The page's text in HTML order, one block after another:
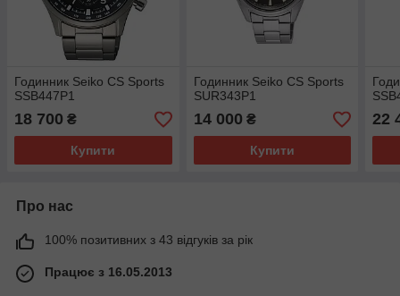
Годинник Seiko CS Sports
SSB447P1
18 700 ₴
Купити
Годинник Seiko CS Sports
SUR343P1
14 000 ₴
Купити
22
Про нас
100% позитивних з 43 відгуків за рік
Працює з 16.05.2013